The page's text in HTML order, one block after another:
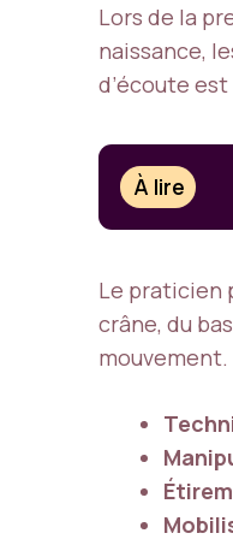
Lors de la
naissance,
d’écoute
À lire
Le praticien
crâne, du
mouvement.